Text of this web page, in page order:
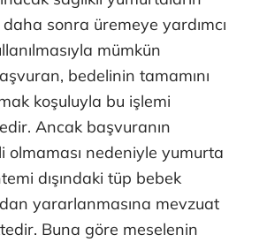
sonra üremeye yardımcı
mümkün
bedelinin tamamını
koşuluyla bu işlemi
Ancak başvuranın
olmaması nedeniyle yumurta
dışındaki tüp bebek
yararlanmasına mevzuat
Buna göre meselenin